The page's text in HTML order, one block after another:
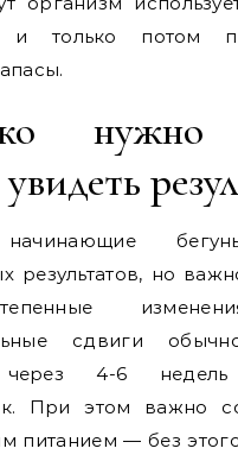
и только потом
нужно
результатов, но
сдвиги
4-6 недель
При этом важно
питанием — без